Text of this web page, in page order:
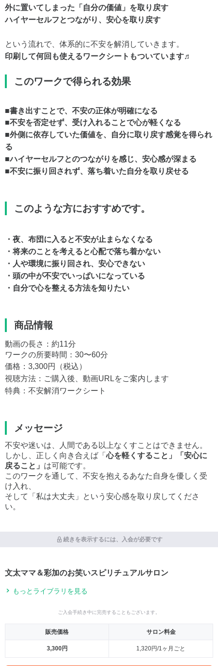
外に置いてしまった「自分の価値」を取り戻す
ハイヤーセルフとつながり、安心を取り戻す
という流れで、体系的に不安を解消していきます。
印刷して何回も使えるワークシートもついています♬
このワークで得られる効果
■書き出すことで、不安の正体が明確になる
■不安を否定せず、受け入れることで心が軽くなる
■外側に依存していた価値を、自分に取り戻す感覚を得られ
る
■ハイヤーセルフとのつながりを感じ、安心感が深まる
■不安に振り回されず、落ち着いた自分を取り戻せる
このような方におすすめです。
・夜、布団に入ると不安が止まらなくなる
・将来のことを考えると心配で落ち着かない
・人や環境に振り回され、安心できない
・頭の中が不安でいっぱいになっている
・自分で心を整える方法を知りたい
商品情報
動画の長さ：約11分
ワークの所要時間：30〜60分
価格：3,300円（税込）
視聴方法：ご購入後、動画URLをご案内します
特典：不安解消ワークシート
メッセージ
不安や迷いは、人間である以上なくすことはできません。
しかし、正しく向き合えば「心を軽くすること」「安心に
戻ること」 は可能です。
このワークを通して、不安を抱えるあなた自身を優しく受
け入れ、
そして「私は大丈夫」という安心感を取り戻してくださ
い。
続きを表示するには、入会が必要です
文太ママ＆彩加のお笑いスピリチュアルサロン
もっとライブラリを見る
ご入会手続き中に完売することもございます。
販売価格 サロン料金
3,300円 1,320円/1ヶ月ごと